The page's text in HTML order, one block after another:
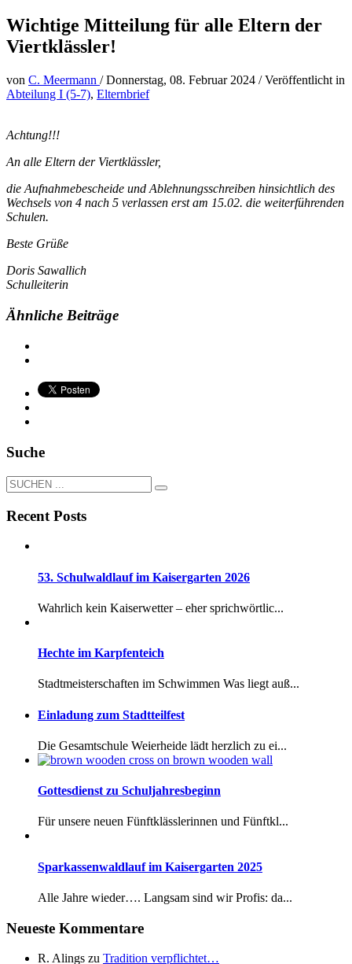
Wichtige Mitteilung für alle Eltern der
Viertklässler!
von C. Meermann /Donnerstag, 08. Februar 2024 /Veröffentlicht in
Abteilung I (5-7), Elternbrief
Achtung!!!
An alle Eltern der Viertklässler,
die Aufnahmebescheide und Ablehnungsschreiben hinsichtlich des
Wechsels von 4 nach 5 verlassen erst am 15.02. die weiterführenden
Schulen.
Beste Grüße
Doris Sawallich
Schulleiterin
Ähnliche Beiträge
Suche
Recent Posts
53. Schulwaldlauf im Kaisergarten 2026
Wahrlich kein Kaiserwetter – eher sprichwörtlic...
Hechte im Karpfenteich
Stadtmeisterschaften im Schwimmen Was liegt auß...
Einladung zum Stadtteilfest
Die Gesamtschule Weierheide lädt herzlich zu ei...
Gottesdienst zu Schuljahresbeginn
Für unsere neuen Fünftklässlerinnen und Fünftkl...
Sparkassenwaldlauf im Kaisergarten 2025
Alle Jahre wieder…. Langsam sind wir Profis: da...
Neueste Kommentare
R. Alings zu Tradition verpflichtet…